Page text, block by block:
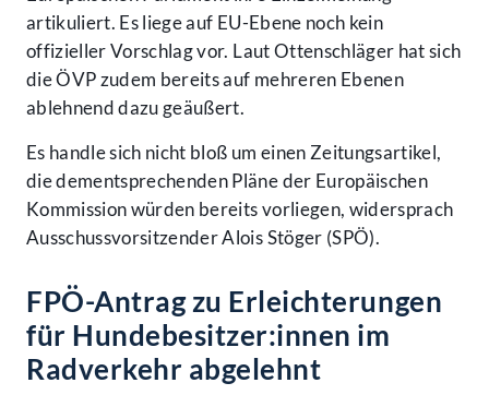
artikuliert. Es liege auf EU-Ebene noch kein
offizieller Vorschlag vor. Laut Ottenschläger hat sich
die ÖVP zudem bereits auf mehreren Ebenen
ablehnend dazu geäußert.
Es handle sich nicht bloß um einen Zeitungsartikel,
die dementsprechenden Pläne der Europäischen
Kommission würden bereits vorliegen, widersprach
Ausschussvorsitzender Alois Stöger (SPÖ).
FPÖ-Antrag zu Erleichterungen
für Hundebesitzer:innen im
Radverkehr abgelehnt